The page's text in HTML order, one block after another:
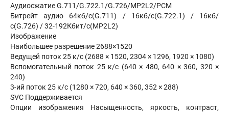
Аудиосжатие G.711/G.722.1/G.726/MP2L2/PCM
Битрейт аудио 64кб/с(G.711) / 16кб/с(G.722.1) / 16кб/
с(G.726) / 32-192Кбит/с(MP2L2)
Изображение
Наибольшее разрешение 2688×1520
Ведущей поток 25 к/с (2688 × 1520, 2304 × 1296, 1920 × 1080)
Вспомогательный поток 25 к/с (640 × 480, 640 × 360, 320 ×
240)
3-ий поток 25 к/с (1280 × 720, 640 × 360, 352 × 288)
SVC Поддерживается
Опции изображения Насыщенность, яркость, контраст,